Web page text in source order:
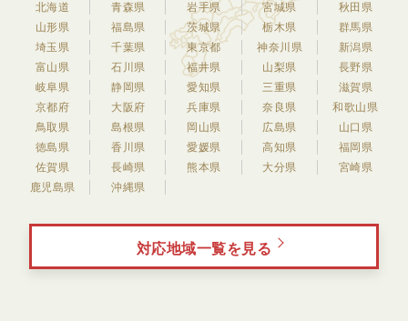
北海道 青森県 岩手県 宮城県
秋田県
山形県
福島県 茨城県 栃木県
群馬県
埼玉県
千葉県 東京都 神奈川県
新潟県
富山県
石川県 福井県 山梨県
長野県
岐阜県
静岡県 愛知県 三重県
滋賀県
京都府
大阪府 兵庫県 奈良県
和歌山県
鳥取県
島根県 岡山県 広島県
山口県
徳島県
香川県 愛媛県 高知県
福岡県
佐賀県
長崎県 熊本県 大分県
宮崎県
鹿児島県
沖縄県
対応地域一覧を見る